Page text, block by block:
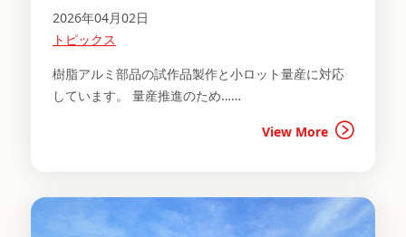
2026年04月02日
トピックス
樹脂アルミ部品の試作品製作と小ロット量産に対応
しています。 量産推進のため……
View More